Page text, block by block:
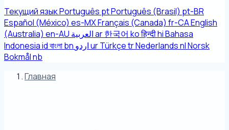
Текущий языкPortuguês ptPortuguês (Brasil) pt-BR
Español (México) es-MXFrançais (Canada) fr-CAEnglish
(Australia) en-AU العربيةar한국어 koहिन्दीhiBahasa
Indonesiaidবাংলাbn اردوurTürkçetrNederlandsnlNorsk
Bokmålnb
Главная